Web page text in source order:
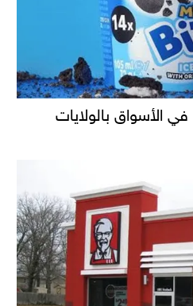
أوريو تُطلق Oreo Bites في الأسواق بالولايات